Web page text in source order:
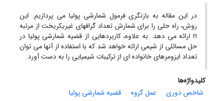
در این مقاله به بازنگری فرمول شمارشی پولیا می پردازیم. این
روش، راه حلی را برای شمارش تعداد گرافهای غیریکریخت از مرتبه
n ارائه می دهد. به علاوه، کاربردهایی از قضیه شمارشی پولیا در
حل مسائلی از شیمی ارائه خواهد شد که با استفاده از آنها می توان
تعداد ایزومرهای خانواده ای از ترکیبات شیمیایی را به دست آورد.
کلیدواژه‌ها
شاخص دوری
عمل گروه
قضیه شمارشی پولیا